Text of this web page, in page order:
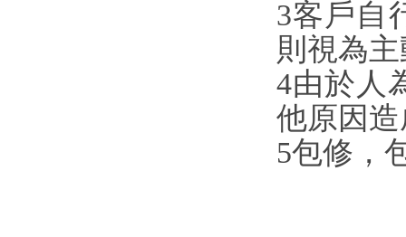
3客戶自
則視為
4由於人為
他原因
5包修